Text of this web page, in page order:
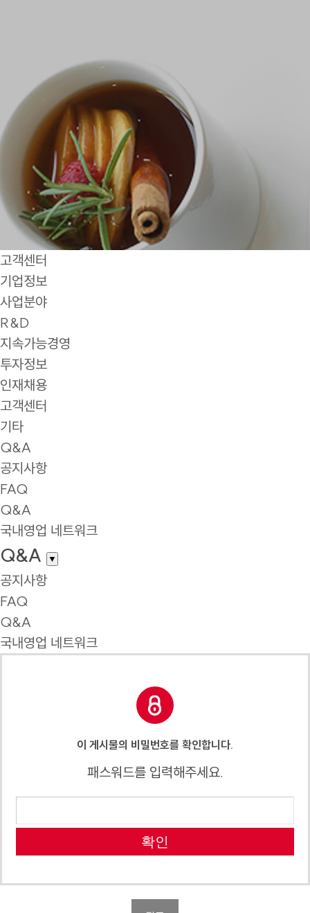
고객센터
기업정보
사업분야
R&D
지속가능경영
투자정보
인재채용
고객센터
기타
Q&A
공지사항
FAQ
Q&A
국내영업 네트워크
Q&A ▼
공지사항
FAQ
Q&A
국내영업 네트워크
이 게시물의 비밀번호를 확인합니다.
패스워드를 입력해주세요.
확인